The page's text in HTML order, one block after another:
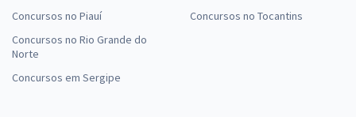
Concursos no Piauí
Concursos no Rio Grande do
Norte
Concursos em Sergipe
Concursos no Tocantins